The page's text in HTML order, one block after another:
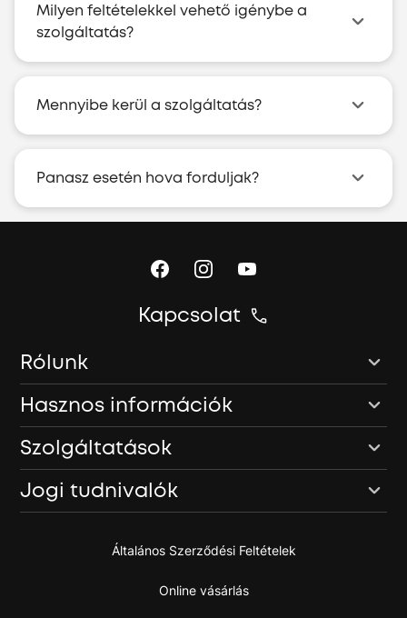
Milyen feltételekkel vehető igénybe a
szolgáltatás?
Mennyibe kerül a szolgáltatás?
Panasz esetén hova forduljak?
Kapcsolat
Rólunk
Hasznos információk
Szolgáltatások
Jogi tudnivalók
Általános Szerződési Feltételek
Online vásárlás